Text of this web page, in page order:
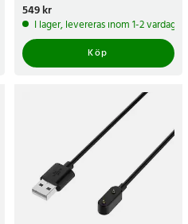
Pris:549 kr
549 kr
I lager, levereras inom 1-2 vardagar
Köp